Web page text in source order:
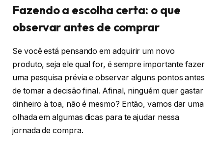
Fazendo a escolha certa: o que
observar antes de comprar
Se você está pensando em adquirir um novo
produto, seja ele qual for, é sempre importante fazer
uma pesquisa prévia e observar alguns pontos antes
de tomar a decisão final. Afinal, ninguém quer gastar
dinheiro à toa, não é mesmo? Então, vamos dar uma
olhada em algumas dicas para te ajudar nessa
jornada de compra.